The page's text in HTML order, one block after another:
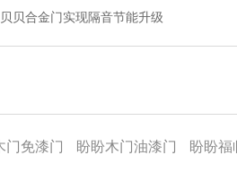
贝合金门实现隔音节能升级
门免漆门 盼盼木门油漆门 盼盼福